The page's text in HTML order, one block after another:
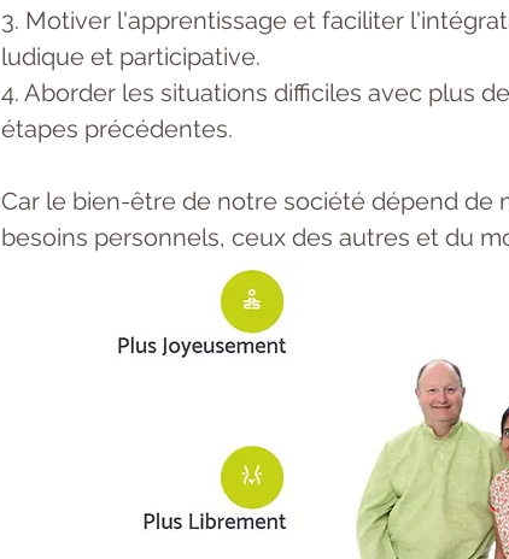
3. Motiver l'apprentissage et faciliter
ludique et participative.
4. Aborder les situations difficiles avec plus
étapes précédentes.
Car le bien-être de notre société dépend de
besoins personnels, ceux des autres et du